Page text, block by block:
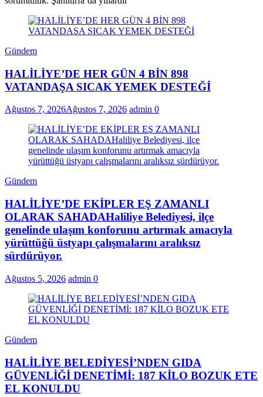
Gündem
HALİLİYE’DE HER GÜN 4 BİN 898
VATANDAŞA SICAK YEMEK DESTEĞİ
Ağustos 7, 2026Ağustos 7, 2026 admin 0
Gündem
HALİLİYE’DE EKİPLER EŞ ZAMANLI
OLARAK SAHADAHaliliye Belediyesi, ilçe
genelinde ulaşım konforunu artırmak amacıyla
yürüttüğü üstyapı çalışmalarını aralıksız
sürdürüyor.
Ağustos 5, 2026 admin 0
Gündem
HALİLİYE BELEDİYESİ’NDEN GIDA
GÜVENLİĞİ DENETİMİ: 187 KİLO BOZUK ETE
EL KONULDU